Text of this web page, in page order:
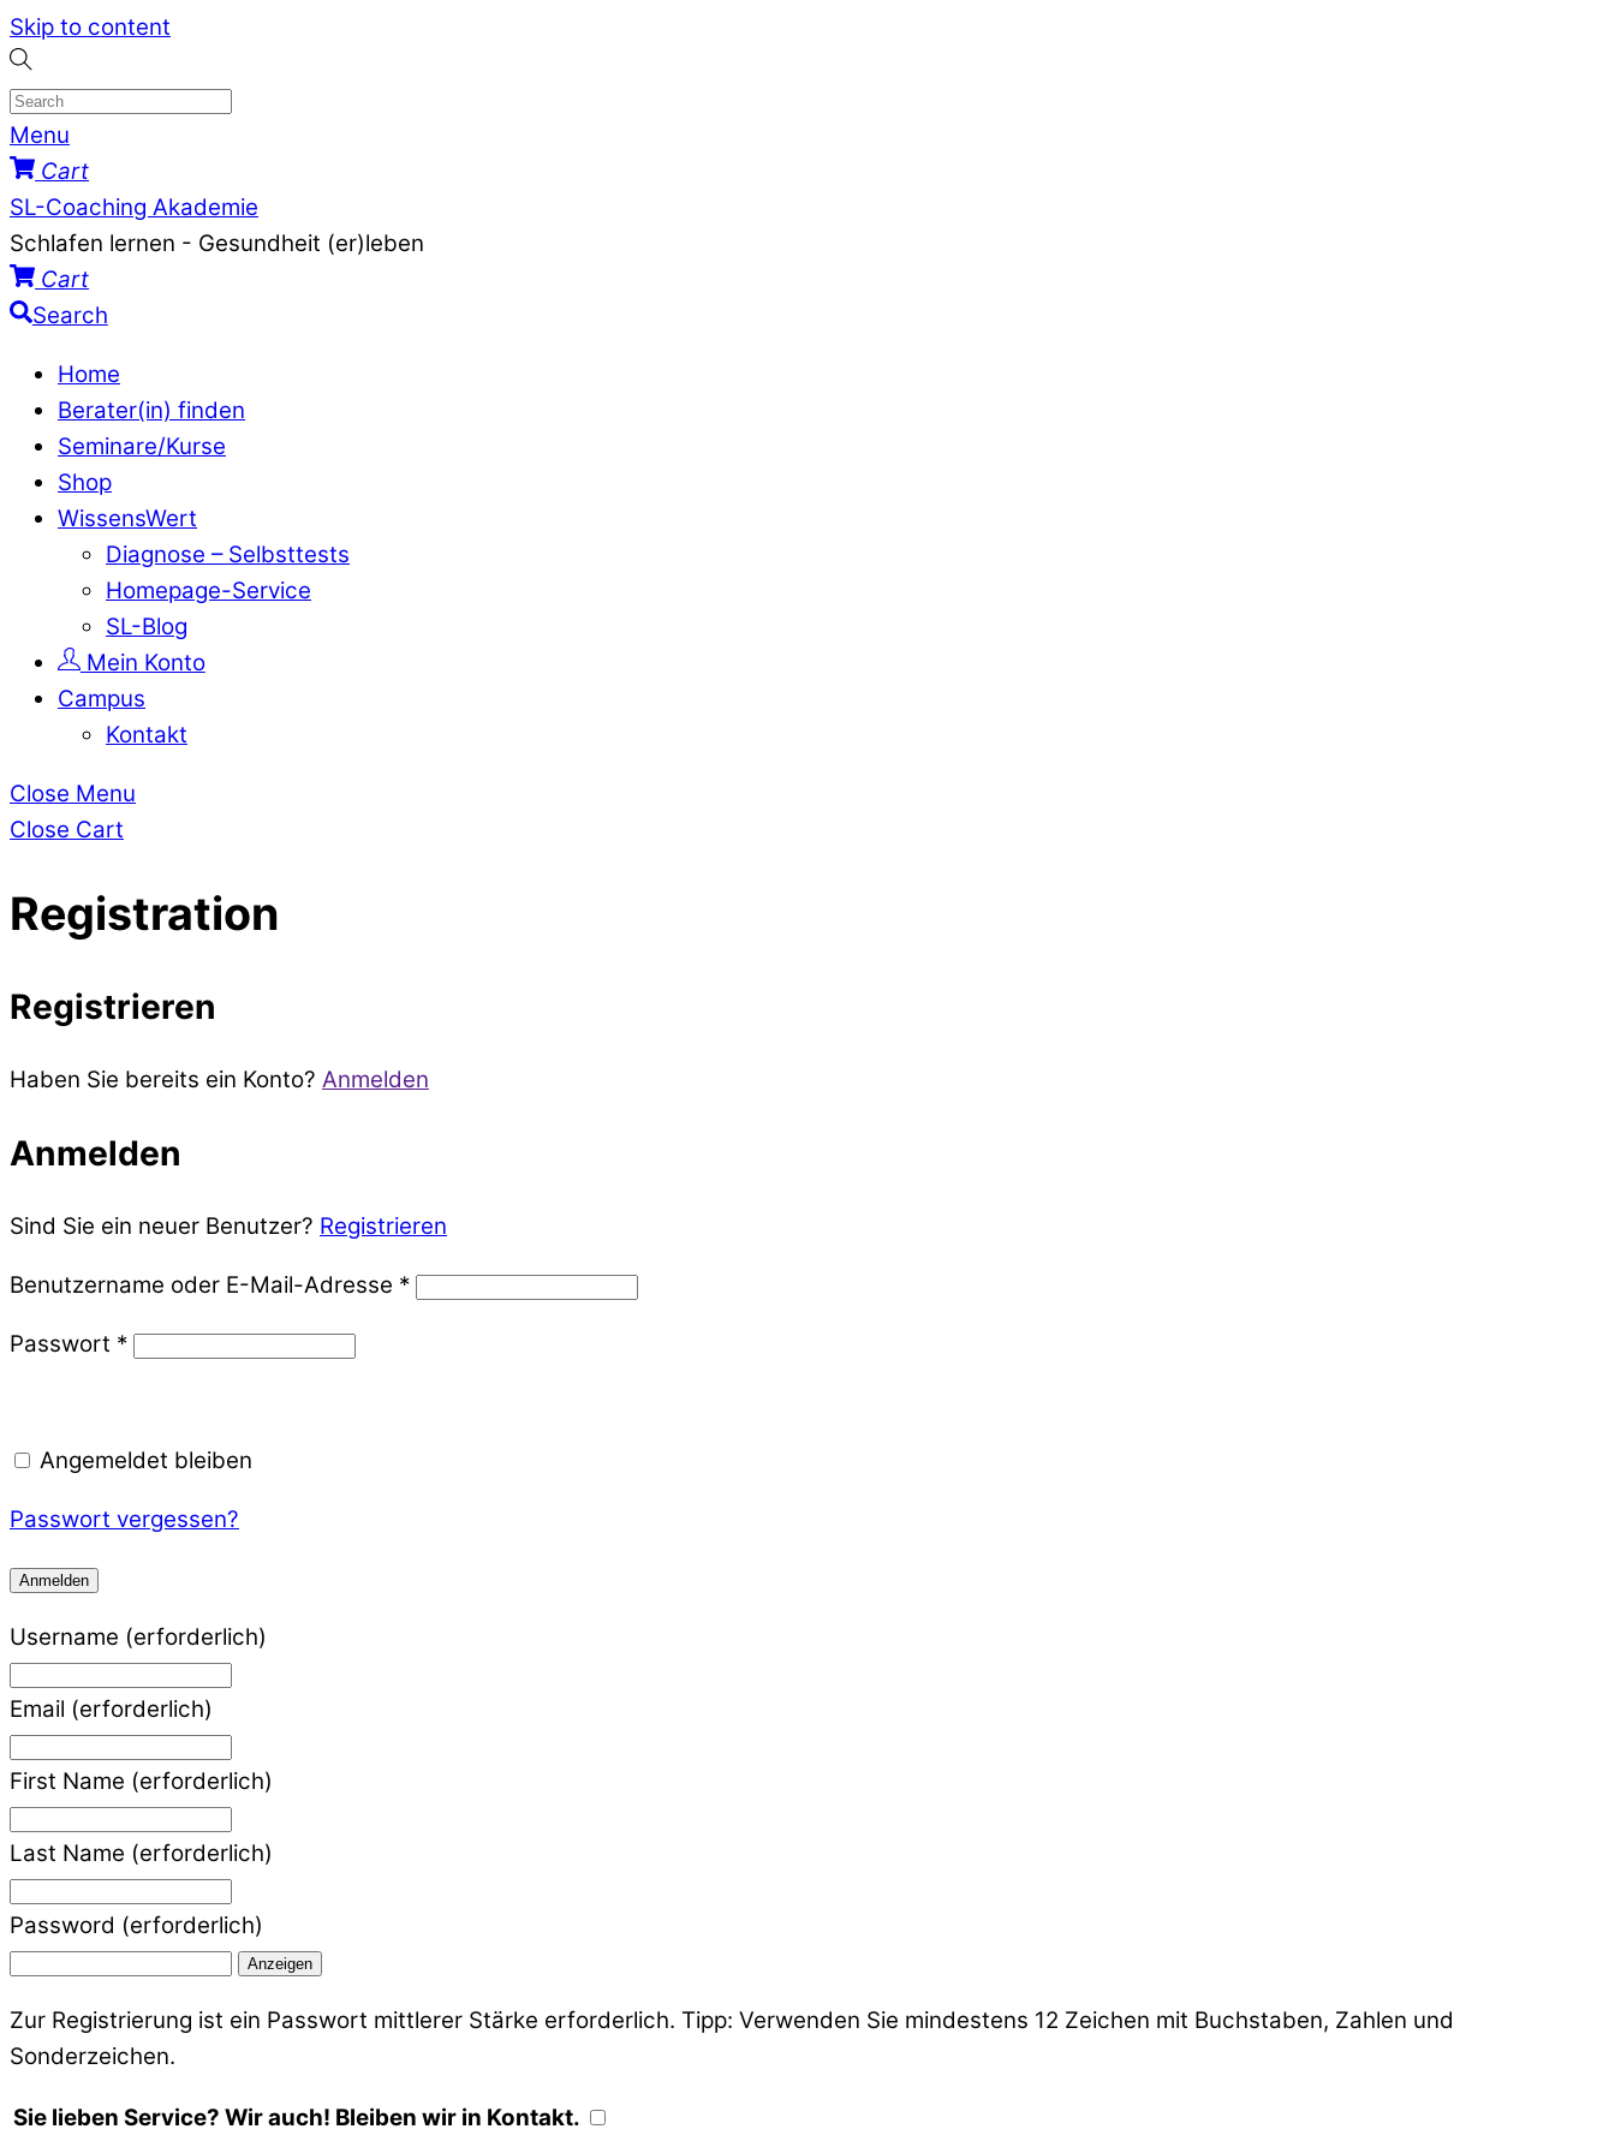
Skip to content
Menu
Cart
SL-Coaching Akademie
Schlafen lernen - Gesundheit (er)leben
Cart
Search
Home
Berater(in) finden
Seminare/Kurse
Shop
WissensWert
Diagnose – Selbsttests
Homepage-Service
SL-Blog
Mein Konto
Campus
Kontakt
Close Menu
Close Cart
Registration
Registrieren
Haben Sie bereits ein Konto? Anmelden
Anmelden
Sind Sie ein neuer Benutzer? Registrieren
Benutzername oder E-Mail-Adresse *
Passwort *
Angemeldet bleiben
Passwort vergessen?
Username (erforderlich)
Email (erforderlich)
First Name (erforderlich)
Last Name (erforderlich)
Password (erforderlich)
Anzeigen
Zur Registrierung ist ein Passwort mittlerer Stärke erforderlich. Tipp: Verwenden Sie mindestens 12 Zeichen mit Buchstaben, Zahlen und
Sonderzeichen.
Sie lieben Service? Wir auch! Bleiben wir in Kontakt.